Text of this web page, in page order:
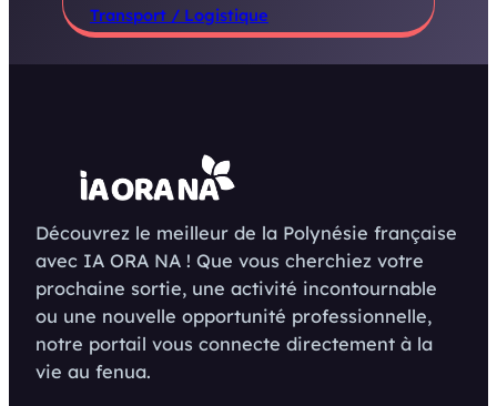
Transport / Logistique
Découvrez le meilleur de la Polynésie française
avec IA ORA NA ! Que vous cherchiez votre
prochaine sortie, une activité incontournable
ou une nouvelle opportunité professionnelle,
notre portail vous connecte directement à la
vie au fenua.